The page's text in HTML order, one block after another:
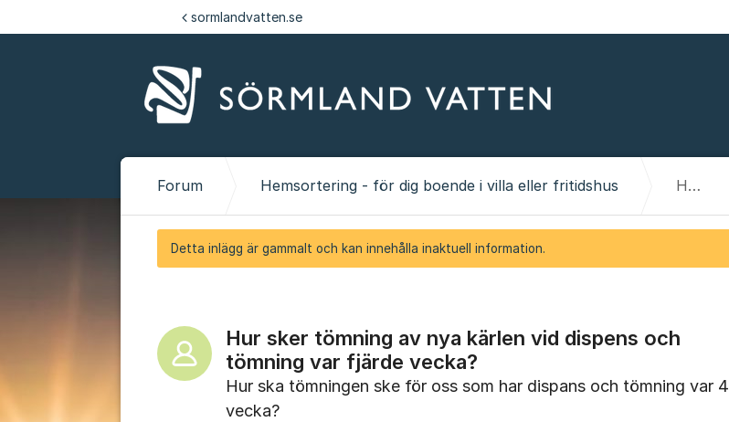
sormlandvatten.se
Forum Hemsortering - för dig boende i villa eller fritidshus Hur sker tömning av nya kärlen vid dispens och tömning var fjärde vecka?
Detta inlägg är gammalt och kan innehålla inaktuell information.
Hur sker tömning av nya kärlen vid dispens och
tömning var fjärde vecka?
Hur ska tömningen ske för oss som har dispans och tömning var 4
vecka?